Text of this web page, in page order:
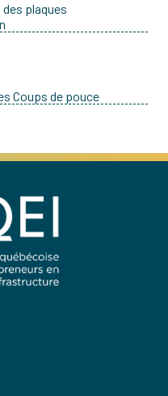
des plaques
Coups de pouce